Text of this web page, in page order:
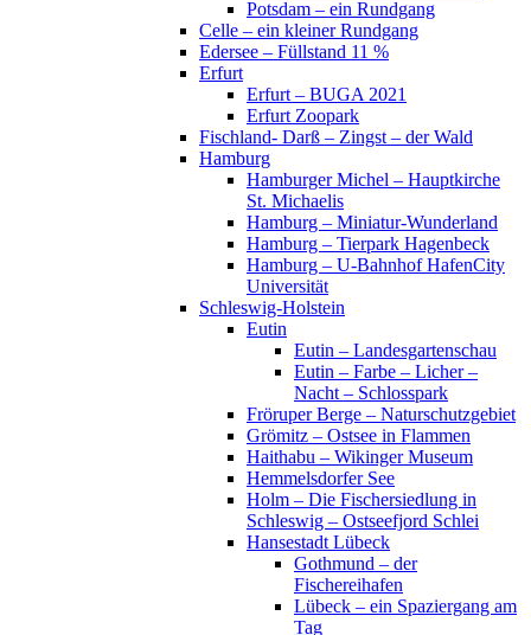
Potsdam – ein Rundgang
Celle – ein kleiner Rundgang
Edersee – Füllstand 11 %
Erfurt
Erfurt – BUGA 2021
Erfurt Zoopark
Fischland- Darß – Zingst – der Wald
Hamburg
Hamburger Michel – Hauptkirche
St. Michaelis
Hamburg – Miniatur-Wunderland
Hamburg – Tierpark Hagenbeck
Hamburg – U-Bahnhof HafenCity
Universität
Schleswig-Holstein
Eutin
Eutin – Landesgartenschau
Eutin – Farbe – Licher –
Nacht – Schlosspark
Fröruper Berge – Naturschutzgebiet
Grömitz – Ostsee in Flammen
Haithabu – Wikinger Museum
Hemmelsdorfer See
Holm – Die Fischersiedlung in
Schleswig – Ostseefjord Schlei
Hansestadt Lübeck
Gothmund – der
Fischereihafen
Lübeck – ein Spaziergang am
Tag